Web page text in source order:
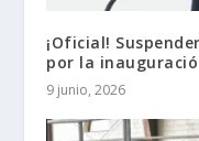
¡Oficial!
por la
9 junio, 2026